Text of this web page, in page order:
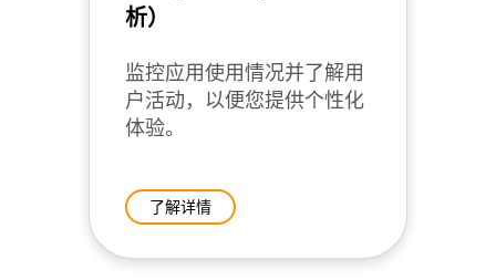
析）
监控应用使用情况并了解用
户活动，以便您提供个性化
体验。
了解详情